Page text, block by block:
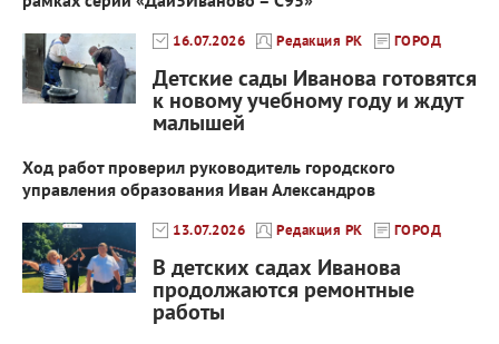
16.07.2026 Редакция РК ГОРОД
Детские сады Иванова готовятся
к новому учебному году и ждут
малышей
Ход работ проверил руководитель городского
управления образования Иван Александров
13.07.2026 Редакция РК ГОРОД
В детских садах Иванова
продолжаются ремонтные
работы